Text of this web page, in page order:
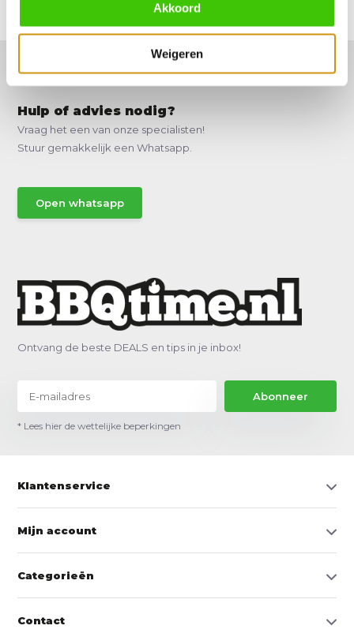
Akkoord
Weigeren
Hulp of advies nodig?
Vraag het een van onze specialisten!
Stuur gemakkelijk een Whatsapp.
Open whatsapp
Ontvang de beste DEALS en tips in je inbox!
Abonneer
* Lees hier de wettelijke beperkingen
Klantenservice
Mijn account
Categorieën
Contact